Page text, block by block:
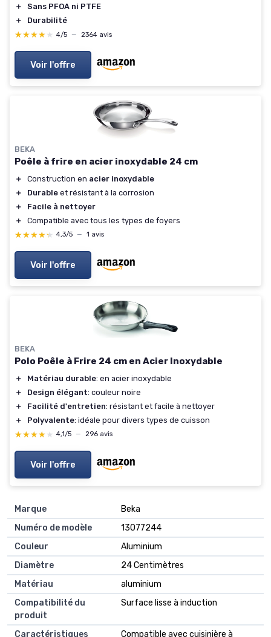
＋
Sans PFOA ni PTFE
＋
Durabilité
★★★★★
★★★★★ 4/5 — 2364 avis
Voir l'offre
BEKA
Poêle à frire en acier inoxydable 24 cm
＋ Construction en acier inoxydable
＋
Durable et résistant à la corrosion
＋
Facile à nettoyer
＋
Compatible avec tous les types de foyers
★★★★★
★★★★★ 4,3/5 — 1 avis
Voir l'offre
BEKA
Polo Poêle à Frire 24 cm en Acier Inoxydable
＋ Matériau durable: en acier inoxydable
＋
Design élégant: couleur noire
＋
Facilité d'entretien: résistant et facile à nettoyer
＋
Polyvalente: idéale pour divers types de cuisson
★★★★★
★★★★★ 4,1/5 — 296 avis
Voir l'offre
Marque
‎Beka
Numéro de modèle
‎13077244
Couleur
‎Aluminium
Diamètre
‎24 Centimètres
Matériau
‎aluminium
Compatibilité du
produit
‎Surface lisse à induction
Caractéristiques ‎Compatible avec cuisinière à